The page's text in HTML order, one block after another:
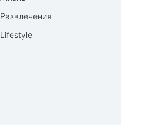
Развлечения
Lifestyle